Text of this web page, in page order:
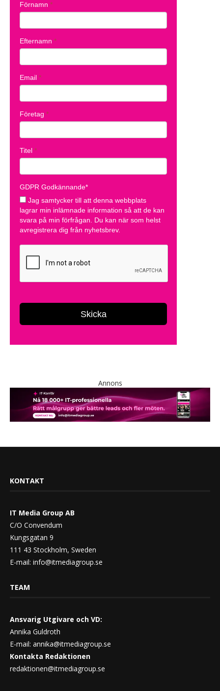
Annons
KONTAKT
IT Media Group AB
C/O Convendum
Kungsgatan 9
111 43 Stockholm, Sweden
E-mail: info@itmediagroup.se
TEAM
Ansvarig Utgivare och VD:
Annika Guldroth
E-mail: annika@itmediagroup.se
Kontakta Redaktionen
redaktionen@itmediagroup.se